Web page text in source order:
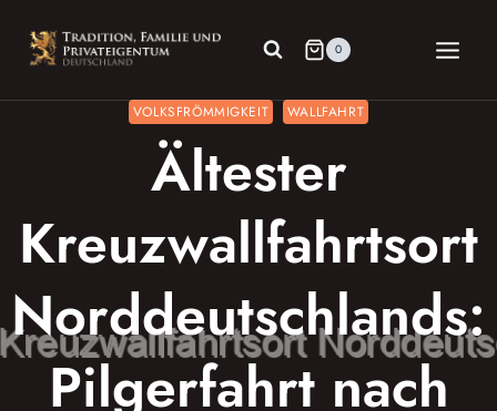
Inhalt
springen
0
VOLKSFRÖMMIGKEIT WALLFAHRT
Ältester
Kreuzwallfahrtsort
Norddeutschlands:
Pilgerfahrt nach